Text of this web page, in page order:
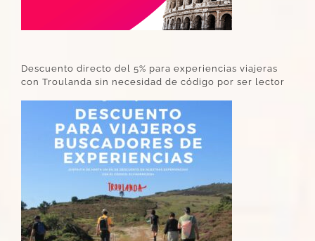
Descuento directo del 5% para experiencias viajeras
con Troulanda sin necesidad de código por ser lector